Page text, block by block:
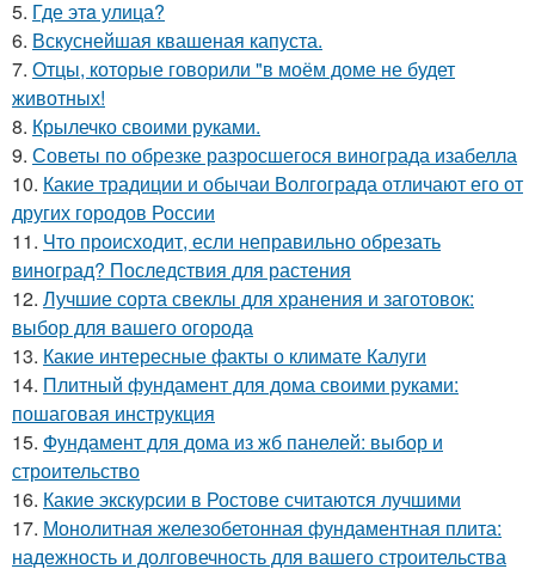
5. Где этa улица?
6. Вскуснейшая квашеная капуста.
7. Отцы, которые говорили "в моём доме не будет
животных!
8. Крылечко своими руками.
9. Советы по обрезке разросшегося винограда изабелла
10. Какие традиции и обычаи Волгограда отличают его от
других городов России
11. Что происходит, если неправильно обрезать
виноград? Последствия для растения
12. Лучшие сорта свеклы для хранения и заготовок:
выбор для вашего огорода
13. Какие интересные факты о климате Калуги
14. Плитный фундамент для дома своими руками:
пошаговая инструкция
15. Фундамент для дома из жб панелей: выбор и
строительство
16. Какие экскурсии в Ростове считаются лучшими
17. Монолитная железобетонная фундаментная плита:
надежность и долговечность для вашего строительства